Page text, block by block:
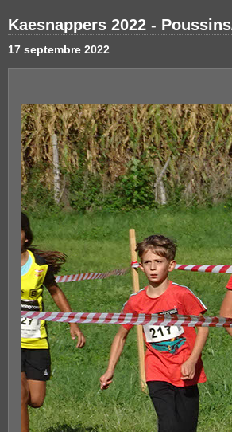
Kaesnappers 2022 -
17 septembre 2022